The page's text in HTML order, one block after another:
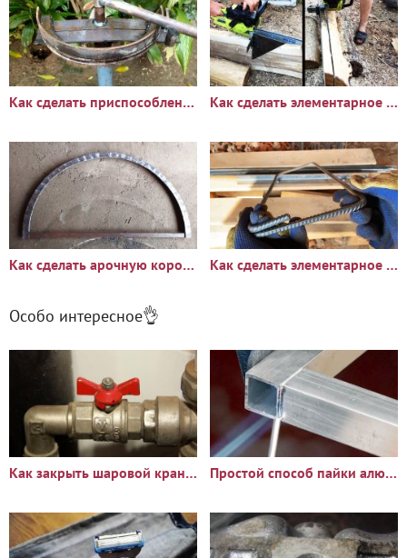
Как сделать приспособление для изгиба стальной полосы плашмя и Как сделать элементарное приспособление для распила бревен на
Как сделать арочную коробку повышенной прочности из стального Как сделать элементарное приспособление и влегкую гнуть арматуру
Особо интересное👌
Как закрыть шаровой кран, если он заклинил Простой способ пайки алюминия